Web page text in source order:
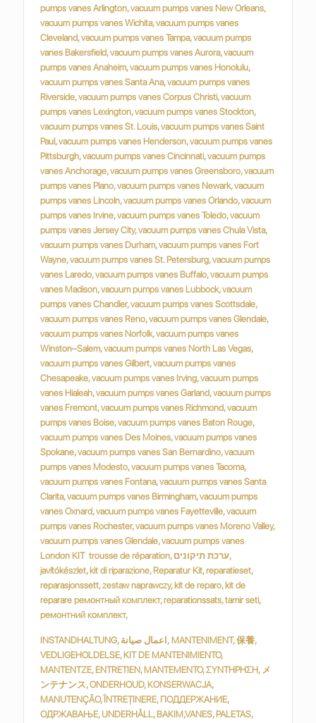
INSTANDHALTUNG, اعمال صيانة, MANTENIMENT, 保養,
VEDLIGEHOLDELSE, KIT DE MANTENIMIENTO,
MANTENTZE, ENTRETIEN, MANTEMENTO, ΣΥΝΤΗΡΗΣΗ, メ
ンテナンス, ONDERHOUD, KONSERWACJA,
MANUTENÇÃO, ÎNTREȚINERE, ПОДДЕРЖАНИЕ,
ОДРЖАВАЊЕ, UNDERHÅLL, BAKIM,VANES, PALETAS,